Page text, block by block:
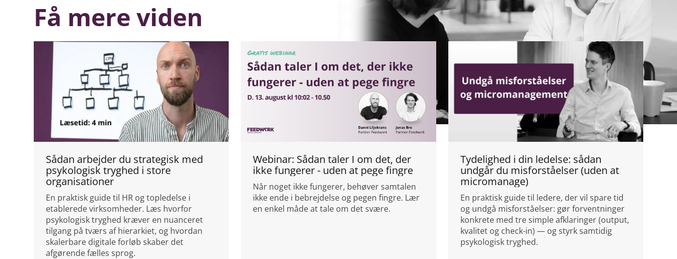
Få mere viden
Sådan arbejder du strategisk med
psykologisk tryghed i store
organisationer
En praktisk guide til HR og topledelse i
etablerede virksomheder. Læs hvorfor
psykologisk tryghed kræver en nuanceret
tilgang på tværs af hierarkiet, og hvordan
skalerbare digitale forløb skaber det
afgørende fælles sprog.
Webinar: Sådan taler I om det, der
ikke fungerer - uden at pege fingre
Når noget ikke fungerer, behøver samtalen
ikke ende i bebrejdelse og pegen fingre. Lær
en enkel måde at tale om det svære.
Tydelighed i din ledelse: sådan
undgår du misforståelser (uden at
micromanage)
En praktisk guide til ledere, der vil spare tid
og undgå misforståelser: gør forventninger
konkrete med tre simple afklaringer (output,
kvalitet og check-in) — og styrk samtidig
psykologisk tryghed.